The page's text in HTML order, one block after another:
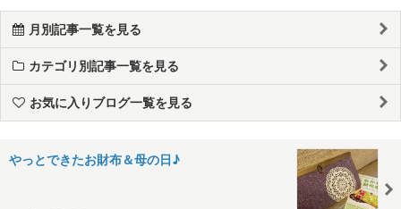
月別記事一覧を見る
カテゴリ別記事一覧を見る
お気に入りブログ一覧を見る
やっとできたお財布＆母の日♪